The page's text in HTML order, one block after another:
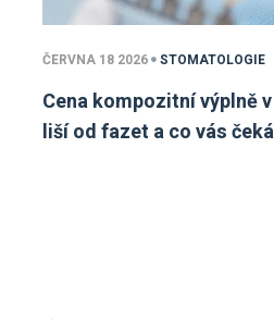
ČERVNA 18 2026 STOMATOLOGIE
Cena kompozitní výplně
liší od fazet a co vás